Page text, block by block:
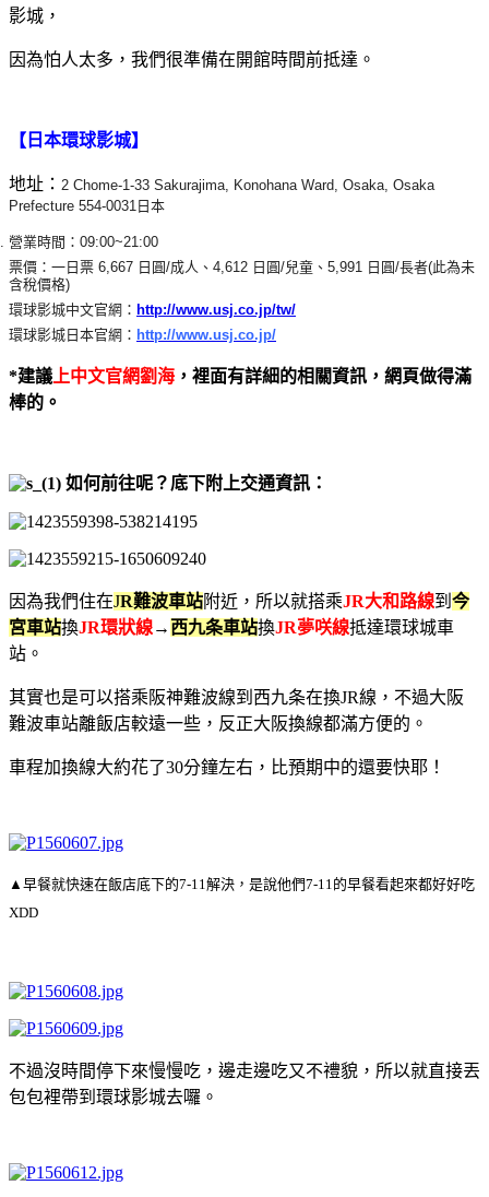
影城，
因為怕人太多，我們很準備在開館時間前抵達。
【日本環球影城】
地址： 2 Chome-1-33 Sakurajima, Konohana Ward, Osaka, Osaka
Prefecture 554-0031日本
營業時間：09:00~21:00
票價：一日票 6,667 日圓/成人、4,612 日圓/兒童、5,991 日圓/長者(此為未
含稅價格)
環球影城中文官網： http://www.usj.co.jp/tw/
環球影城日本官網： http://www.usj.co.jp/
*建議 上中文官網劉海 ，裡面有詳細的相關資訊，網頁做得滿
棒的。
如何前往呢？底下附上交通資訊：
因為我們住在JR難波車站附近，所以就搭乘JR大和路線到 今
宮車站換JR環狀線→ 西九条車站換JR夢咲線抵達環球城車
站。
其實也是可以搭乘阪神難波線到西九条在換JR線，不過大阪
難波車站離飯店較遠一些，反正大阪換線都滿方便的。
車程加換線大約花了30分鐘左右，比預期中的還要快耶！
▲早餐就快速在飯店底下的7-11解決，是說他們7-11的早餐看起來都好好吃
XDD
不過沒時間停下來慢慢吃，邊走邊吃又不禮貌，所以就直接丟
包包裡帶到環球影城去囉。